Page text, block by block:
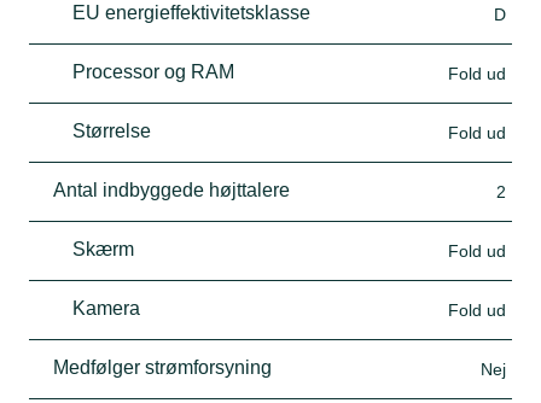
EU energieffektivitetsklasse D
Processor og RAM Fold ud
Størrelse Fold ud
Antal indbyggede højttalere 2
Skærm Fold ud
Kamera Fold ud
Medfølger strømforsyning Nej